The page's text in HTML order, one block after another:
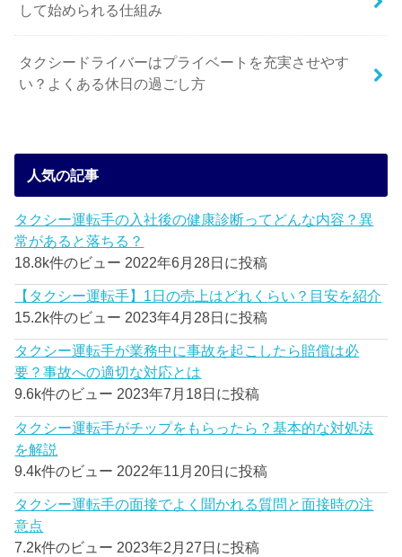
して始められる仕組み
タクシードライバーはプライベートを充実させやす
い？よくある休日の過ごし方
人気の記事
タクシー運転手の入社後の健康診断ってどんな内容？異
常があると落ちる？
18.8k件のビュー 2022年6月28日に投稿
【タクシー運転手】1日の売上はどれくらい？目安を紹介
15.2k件のビュー 2023年4月28日に投稿
タクシー運転手が業務中に事故を起こしたら賠償は必
要？事故への適切な対応とは
9.6k件のビュー 2023年7月18日に投稿
タクシー運転手がチップをもらったら？基本的な対処法
を解説
9.4k件のビュー 2022年11月20日に投稿
タクシー運転手の面接でよく聞かれる質問と面接時の注
意点
7.2k件のビュー 2023年2月27日に投稿